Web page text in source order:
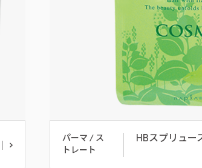
パーマ / ス
トレート
HBスプリュー